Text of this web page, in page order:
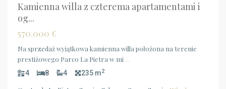
Kamienna willa z czterema apartamentami i
og...
570.000 €
Na sprzedaż wyjątkowa kamienna willa położona na terenie
prestiżowego Parco La Pietra w mi ...
4 8 4 235 m2